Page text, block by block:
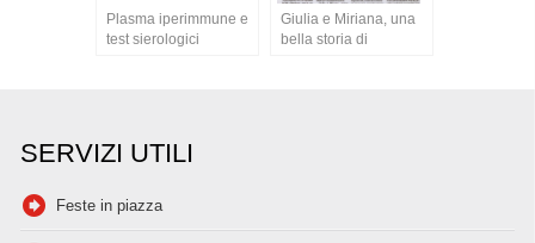
Plasma iperimmune e
test sierologici
Giulia e Miriana, una
bella storia di
SERVIZI UTILI
Feste in piazza